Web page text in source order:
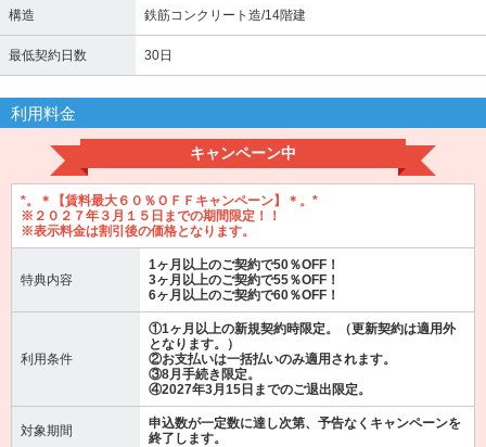
構造 鉄筋コンクリート造/14階建
最低契約日数 30日
利用料金
キャンペーン中
*。＊【賃料最大６０％ＯＦＦキャンペーン】＊。*
※２０２７年３月１５日までの期間限定！！
※表示料金は割引後の価格となります。
特典内容
1ヶ月以上のご契約で50％OFF！
3ヶ月以上のご契約で55％OFF！
6ヶ月以上のご契約で60％OFF！
利用条件
①1ヶ月以上の新規契約時限定。（更新契約は適用外
となります。）
②お支払いは一括払いのみ適用されます。
③8月手続き限定。
④2027年3月15日までのご退出限定。
対象期間
申込数が一定数に達し次第、予告なくキャンペーンを
終了します。